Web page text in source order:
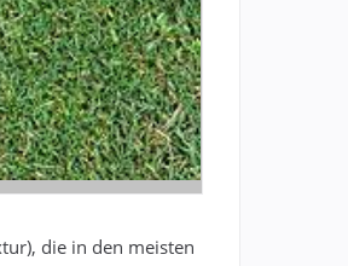
die in den meisten